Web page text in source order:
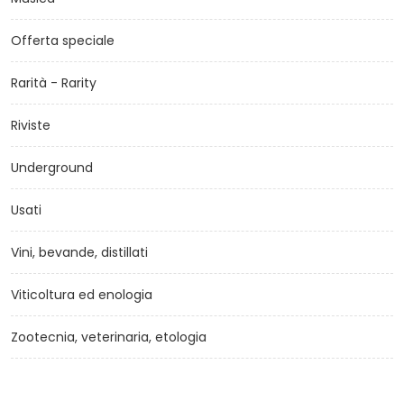
Offerta speciale
Rarità - Rarity
Riviste
Underground
Usati
Vini, bevande, distillati
Viticoltura ed enologia
Zootecnia, veterinaria, etologia